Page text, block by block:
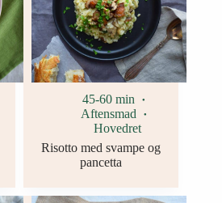
45-60 min
Aftensmad
Hovedret
Risotto med svampe og
pancetta